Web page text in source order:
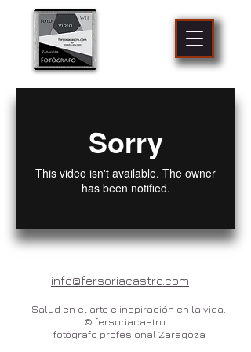
fotógrafo
profesional
Zaragoza
info@fersoriacastro.com
Salud en el arte e inspiración en la vida.
© fersoriacastro
fotógrafo profesional Zaragoza